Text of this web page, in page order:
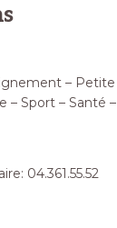
– Petite
– Sport – Santé –
04.361.55.52